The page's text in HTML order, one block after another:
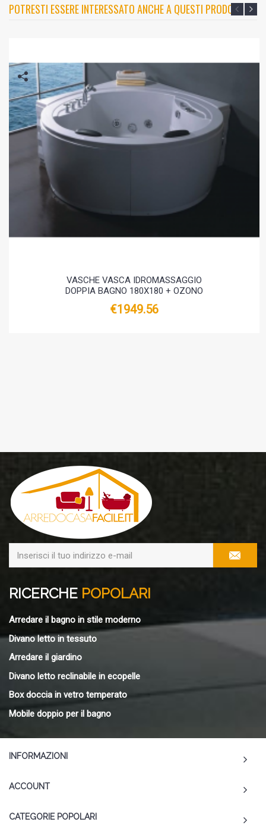
POTRESTI ESSERE INTERESSATO ANCHE A QUESTI PRODOTTI?
VASCHE VASCA IDROMASSAGGIO
DOPPIA BAGNO 180X180 + OZONO
€1949.56
RICERCHE POPOLARI
Arredare il bagno in stile moderno
Divano letto in tessuto
Arredare il giardino
Divano letto reclinabile in ecopelle
Box doccia in vetro temperato
Mobile doppio per il bagno
INFORMAZIONI
ACCOUNT
CATEGORIE POPOLARI